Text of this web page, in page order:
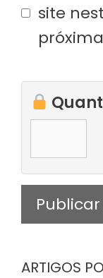
site
ARTIGOS